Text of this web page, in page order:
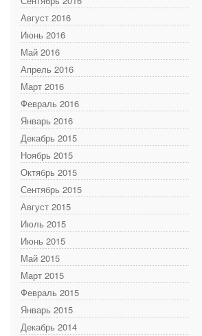
Август 2016
Июнь 2016
Май 2016
Апрель 2016
Март 2016
Февраль 2016
Январь 2016
Декабрь 2015
Ноябрь 2015
Октябрь 2015
Сентябрь 2015
Август 2015
Июль 2015
Июнь 2015
Май 2015
Март 2015
Февраль 2015
Январь 2015
Декабрь 2014